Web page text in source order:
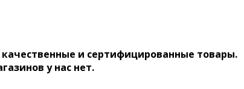
и сертифицированные товары.
у нас нет.